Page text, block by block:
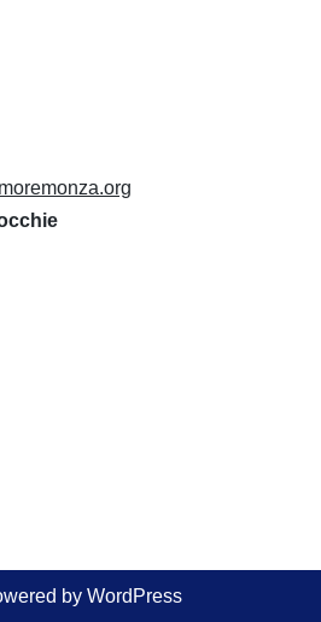
by WordPress